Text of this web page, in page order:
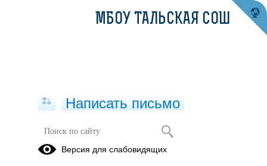
МБОУ ТАЛЬСКАЯ СОШ
Написать письмо
Версия для слабовидящих